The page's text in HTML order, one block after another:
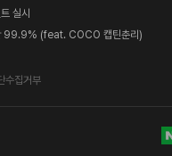
실시
99.9% (feat. COCO 캡틴춘리)
수집거부